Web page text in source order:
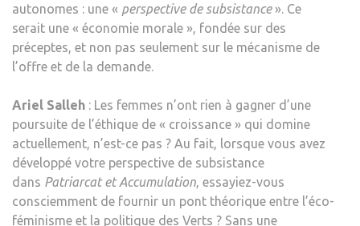
autonomes : une « perspective de subsistance». Ce
serait une « économie morale », fondée sur des
préceptes, et non pas seulement sur le mécanisme de
l’offre et de la demande.
Ariel Salleh : Les femmes n’ont rien à gagner d’une
poursuite de l’éthique de « croissance » qui domine
actuellement, n’est-ce pas ? Au fait, lorsque vous avez
développé votre perspective de subsistance
dans Patriarcat et Accumulation, essayiez-vous
consciemment de fournir un pont théorique entre l’éco-
féminisme et la politique des Verts ? Sans une